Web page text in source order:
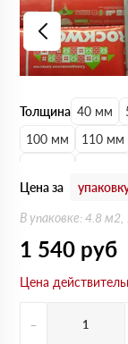
Толщина 40 мм
100 мм
110 мм
220 мм
230 мм
Цена за
В упаковке: 4.8
1 540 руб
Цена
-